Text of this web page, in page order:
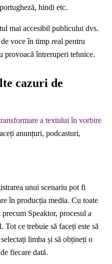
hindi etc.
mai accesibil publicului dvs.
voce în timp real pentru
provoacă întreruperi tehnice.
cazuri de
a textului în vorbire
anunțuri, podcasturi,
unui scenariu pot fi
în producția media. Cu toate
Speaktor, procesul a
ce trebuie să faceți este să
limba și să obțineți o
fiecare dată.